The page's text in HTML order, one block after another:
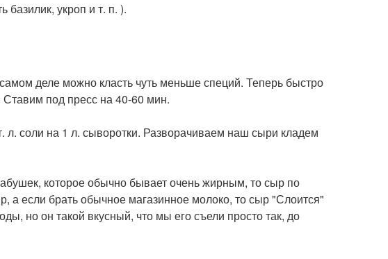
укроп и т. п. ).
деле можно класть чуть меньше специй. Теперь быстро
под пресс на 40-60 мин.
л. соли на 1 л. сыворотки. Разворачиваем наш сыри кладем
которое обычно бывает очень жирным, то сыр по
а если брать обычное магазинное молоко, то сыр "Слоится"
но он такой вкусный, что мы его съели просто так, до